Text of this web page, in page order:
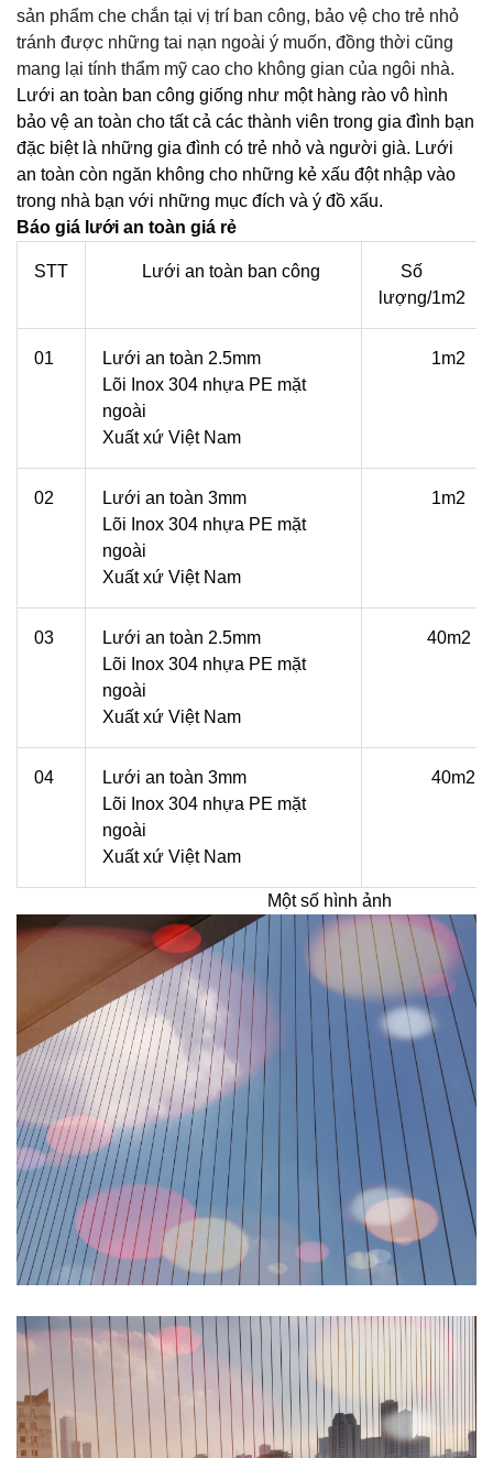
sản phẩm che chắn tại vị trí ban công, bảo vệ cho trẻ nhỏ
tránh được những tai nạn ngoài ý muốn, đồng thời cũng
mang lại tính thẩm mỹ cao cho không gian của ngôi nhà.
Lưới an toàn ban công giống như một hàng rào vô hình
bảo vệ an toàn cho tất cả các thành viên trong gia đình bạn
đặc biệt là những gia đình có trẻ nhỏ và người già. Lưới
an toàn còn ngăn không cho những kẻ xấu đột nhập vào
trong nhà bạn với những mục đích và ý đồ xấu.
Báo giá lưới an toàn giá rẻ
STT Lưới an toàn ban công
Số
lượng/1m2
01
Lưới an toàn 2.5mm
Lõi Inox 304 nhựa PE mặt
ngoài
Xuất xứ Việt Nam
1m2
02
Lưới an toàn 3mm
Lõi Inox 304 nhựa PE mặt
ngoài
Xuất xứ Việt Nam
1m2
03
Lưới an toàn 2.5mm
Lõi Inox 304 nhựa PE mặt
ngoài
Xuất xứ Việt Nam
40m2
04
Lưới an toàn 3mm
Lõi Inox 304 nhựa PE mặt
ngoài
Xuất xứ Việt Nam
40m2
Một số hình ảnh